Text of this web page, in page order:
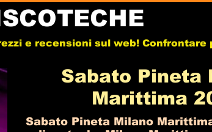
e recensioni sul web! Confrontare
Sabato Pineta
Marittima
Sabato Pineta Milano